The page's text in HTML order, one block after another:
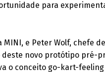
para
e Peter Wolf, chefe
novo protótipo pré-
o conceito go-kart-